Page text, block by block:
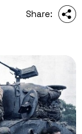
Share: